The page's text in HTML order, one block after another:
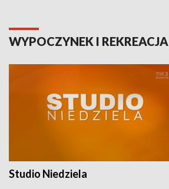
WYPOCZYNEK I REKREACJA
Studio Niedziela